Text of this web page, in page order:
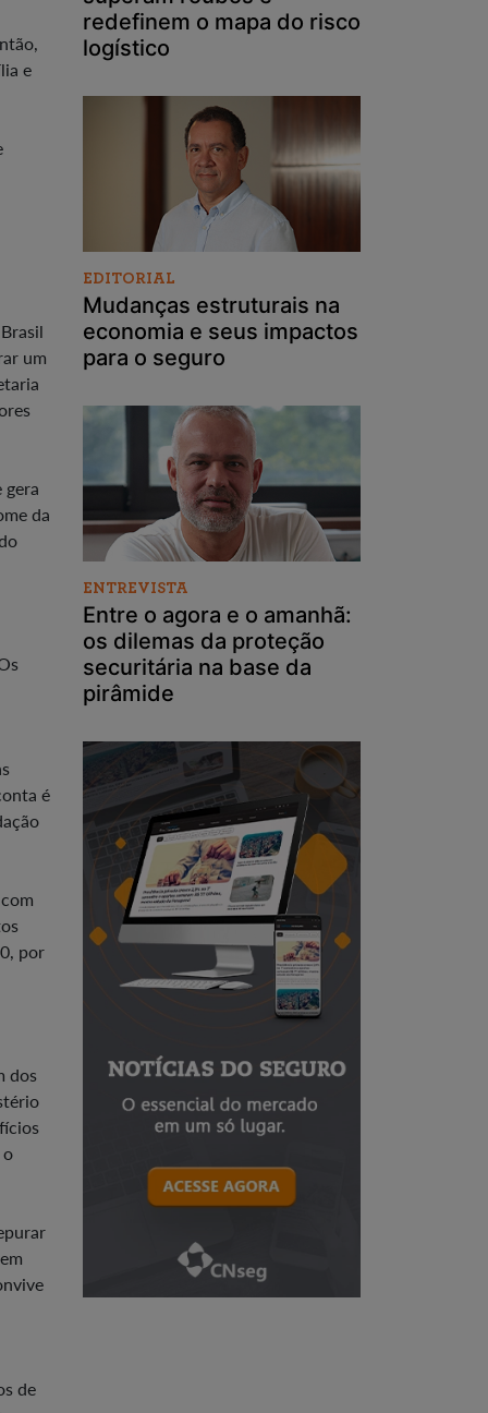
e
um
gera
da
é
por
dos
o
de
redefinem o mapa do risco
logístico
EDITORIAL
Mudanças estruturais na
economia e seus impactos
para o seguro
ENTREVISTA
Entre o agora e o amanhã:
os dilemas da proteção
securitária na base da
pirâmide